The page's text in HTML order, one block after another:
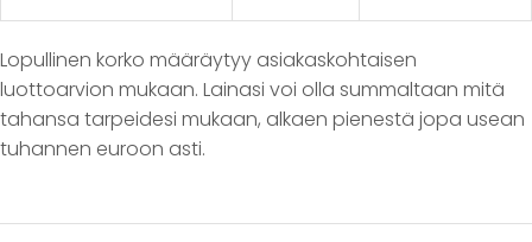
Lopullinen korko määräytyy asiakaskohtaisen
luottoarvion mukaan. Lainasi voi olla summaltaan mitä
tahansa tarpeidesi mukaan, alkaen pienestä jopa usean
tuhannen euroon asti.